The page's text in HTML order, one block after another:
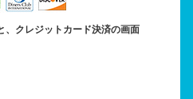
、クレジットカード決済の画面